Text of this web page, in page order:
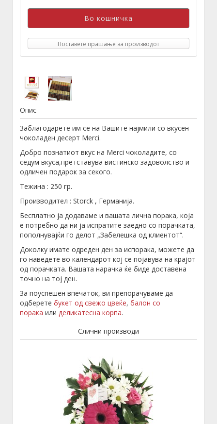
Поставете прашање за производот
Опис
Заблагодарете им се на Вашите најмили со вкусен
чоколаден десерт Merci.
Добро познатиот вкус на Merci чоколадите, со
седум вкуса,претставува вистинско задоволство и
одличен подарок за секого.
Тежина : 250 гр.
Производител : Storck , Германија.
Бесплатно ја додаваме и вашата лична порака, која
е потребно да ни ја испратите заедно со порачката,
пополнувајќи го делот „Забелешка од клиентот“.
Доколку имате одреден ден за испорака, можете да
го наведете во календарот кој се појавува на крајот
од порачката. Вашата нарачка ќе биде доставена
точно на тој ден.
За поуспешен впечаток, ви препорачуваме да
одберете букет од свежо цвеќе, балон со
порака или деликатесна корпа.
Слични производи